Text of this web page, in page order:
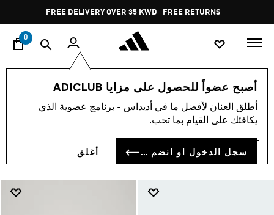
Pause
promotion
rotation
FREE RETURNS
0
أصبح عضواً للحصول على مزايا ADICLUB
أطلق العنان لأفضل ما في أديداس - برنامج عضوية الذي
يكافئك على القيام بما تحب.
سجل الدخول أو انضم الآن أغلق
الرجال
رجال